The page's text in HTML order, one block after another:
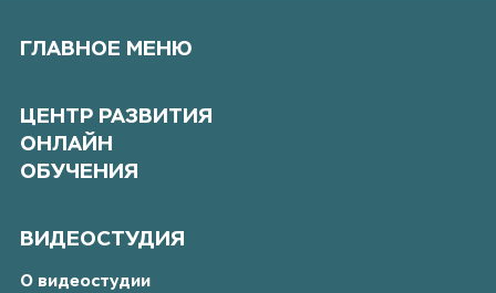
ГЛАВНОЕ МЕНЮ
ЦЕНТР РАЗВИТИЯ
ОНЛАЙН
ОБУЧЕНИЯ
ВИДЕОСТУДИЯ
О видеостудии